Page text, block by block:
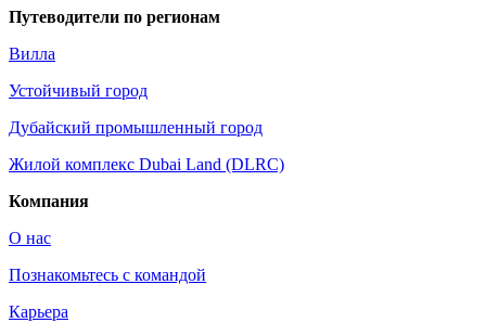
Путеводители по регионам
Вилла
Устойчивый город
Дубайский промышленный город
Жилой комплекс Dubai Land (DLRC)
Компания
О нас
Познакомьтесь с командой
Карьера